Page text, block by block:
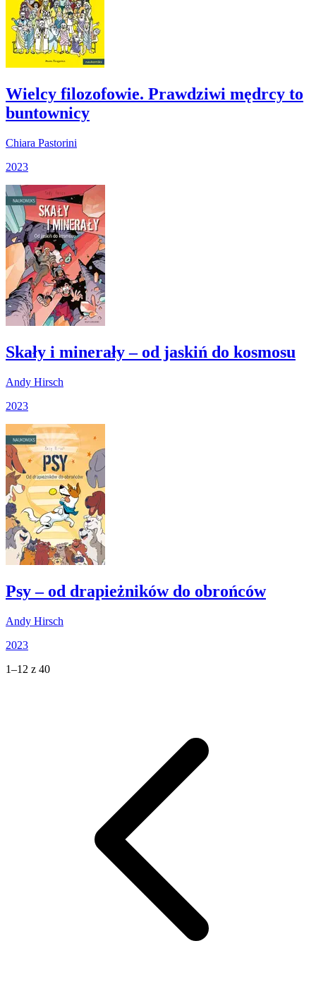
Wielcy filozofowie. Prawdziwi mędrcy to
buntownicy
Chiara Pastorini
2023
Skały i minerały – od jaskiń do kosmosu
Andy Hirsch
2023
Psy – od drapieżników do obrońców
Andy Hirsch
2023
1–12 z 40